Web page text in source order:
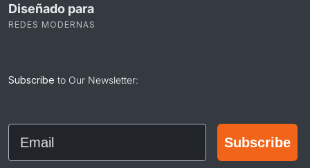
Diseñado para
REDES MODERNAS
Subscribe to Our Newsletter:
Email
Subscribe